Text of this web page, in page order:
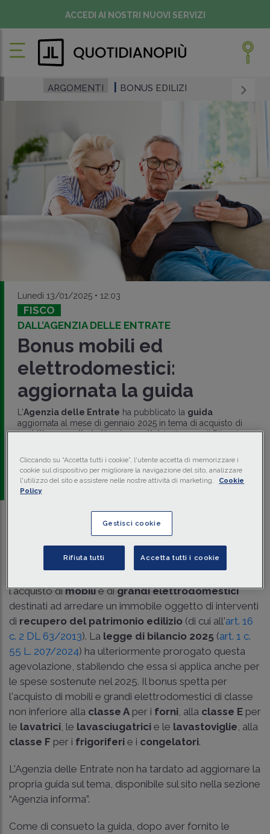
ACCEDI AI NOSTRI NUOVI SERVIZI
ARGOMENTI BONUS EDILIZI
Lunedì 13/01/2025 • 12:03
FISCO
DALL’AGENZIA DELLE ENTRATE
Bonus mobili ed
elettrodomestici:
aggiornata la guida
L'Agenzia delle Entrate ha pubblicato la guida
aggiornata al mese di gennaio 2025 in tema di acquisto di
mobiliegrandi elettrodomestici. La Legge di Bilancio
Irpef del 50%.
a cura di redazione Memento
Ascolta la news
Tempo di lettura3 min.
l'acquisto dimobilie digrandi elettrodomestici
destinati ad arredare un immobile oggetto di interventi
di recupero del patrimonio edilizio (di cui all'art. 16
c. 2 DL 63/2013). La legge di bilancio 2025 (art. 1 c.
55 L. 207/2024) ha ulteriormente prorogato questa
agevolazione, stabilendo che essa si applica anche per
le spese sostenute nel 2025. Il bonus spetta per
l'acquisto di mobili e grandi elettrodomestici di classe
non inferiore alla classe A per i forni , alla classe E per
le lavatrici , le lavasciugatrici e le lavastoviglie , alla
classe F per i frigoriferi e i congelatori.
L'Agenzia delle Entrate non ha tardato ad aggiornare la
propria guida sul tema, disponibile sul sito nella sezione
“Agenzia informa”.
Come di consueto la guida, dopo aver fornito le
Cliccando su “Accetta tutti i cookie”, l'utente accetta di memorizzare i
cookie sul dispositivo per migliorare la navigazione del sito, analizzare
l'utilizzo del sito e assistere nelle nostre attività di marketing.
Cookie
Policy
Gestisci cookie
Rifiuta tutti Accetta tutti i cookie